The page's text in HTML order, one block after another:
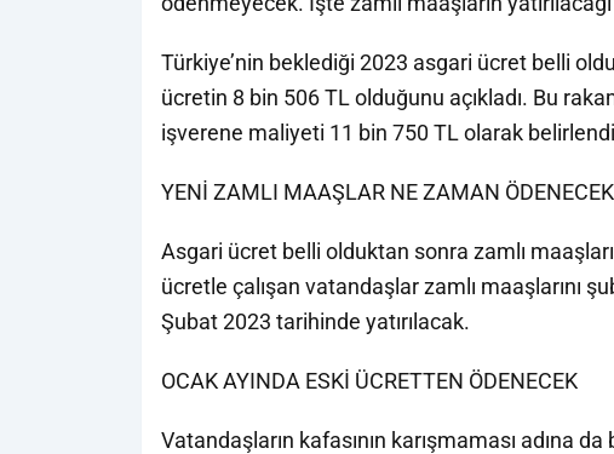
Türkiye’nin beklediği 2023 asgari ücret belli
ücretin 8 bin 506 TL olduğunu açıkladı. Bu
işverene maliyeti 11 bin 750 TL olarak
YENİ ZAMLI MAAŞLAR NE ZAMAN
Asgari ücret belli olduktan sonra zamlı
ücretle çalışan vatandaşlar zamlı maaşlarını
Şubat 2023 tarihinde yatırılacak.
OCAK AYINDA ESKİ ÜCRETTEN ÖDENECEK
Vatandaşların kafasının karışmaması adına